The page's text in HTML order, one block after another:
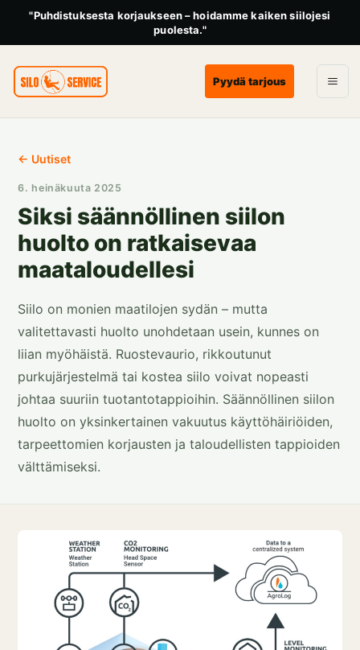
"Puhdistuksesta korjaukseen – hoidamme kaiken siilojesi
puolesta."
Pyydä tarjous
← Uutiset
6. heinäkuuta 2025
Siksi säännöllinen siilon
huolto on ratkaisevaa
maataloudellesi
Siilo on monien maatilojen sydän – mutta
valitettavasti huolto unohdetaan usein, kunnes on
liian myöhäistä. Ruostevaurio, rikkoutunut
purkujärjestelmä tai kostea siilo voivat nopeasti
johtaa suuriin tuotantotappioihin. Säännöllinen siilon
huolto on yksinkertainen vakuutus käyttöhäiriöiden,
tarpeettomien korjausten ja taloudellisten tappioiden
välttämiseksi.